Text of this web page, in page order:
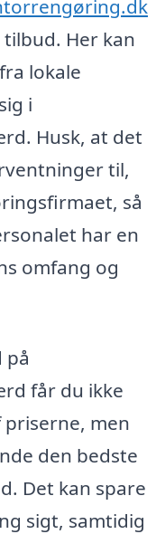
Her kan
lokale
i
Husk, at det
til,
så
har en
omfang og
på
får du ikke
men
den bedste
Det kan spare
sigt, samtidig